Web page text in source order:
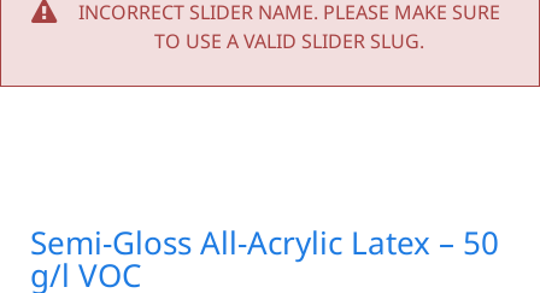
INCORRECT SLIDER NAME. PLEASE MAKE SURE
TO USE A VALID SLIDER SLUG.
Semi-Gloss All-Acrylic Latex – 50
g/l VOC